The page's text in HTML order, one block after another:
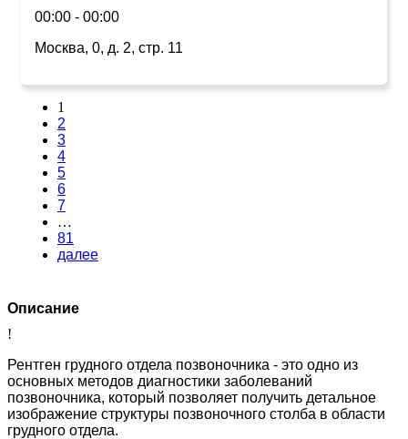
00:00 - 00:00
Москва, 0, д. 2, стр. 11
1
2
3
4
5
6
7
…
81
далее
Описание
!
Рентген грудного отдела позвоночника - это одно из
основных методов диагностики заболеваний
позвоночника, который позволяет получить детальное
изображение структуры позвоночного столба в области
грудного отдела.